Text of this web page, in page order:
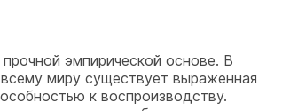
эмпирической основе. В
миру существует выраженная
к воспроизводству.